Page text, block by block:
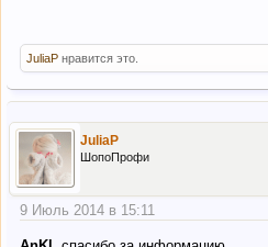
JuliaP нравится это.
JuliaP
ШопоПрофи
9 Июль 2014 в 15:11